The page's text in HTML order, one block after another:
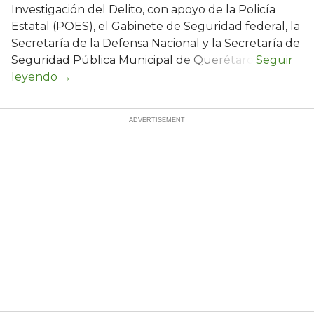
Investigación del Delito, con apoyo de la Policía
Estatal (POES), el Gabinete de Seguridad federal, la
Secretaría de la Defensa Nacional y la Secretaría de
Seguridad Pública Municipal de Querétaro.